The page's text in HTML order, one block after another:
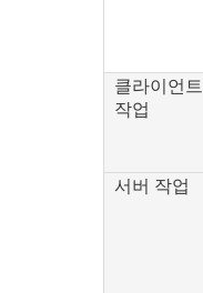
클라이언트
작업
서버 작업